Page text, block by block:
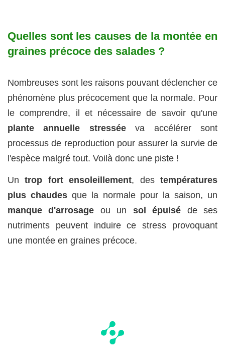
Quelles sont les causes de la montée en
graines précoce des salades ?
Nombreuses sont les raisons pouvant déclencher ce
phénomène plus précocement que la normale. Pour
le comprendre, il et nécessaire de savoir qu'une
plante annuelle stresséeva accélérer sont
processus de reproduction pour assurer la survie de
l'espèce malgré tout. Voilà donc une piste !
Untrop fort ensoleillement, destempératures
plus chaudes que la normale pour la saison, un
manque d'arrosage ou un sol épuisé de ses
nutriments peuvent induire ce stress provoquant
une montée en graines précoce.